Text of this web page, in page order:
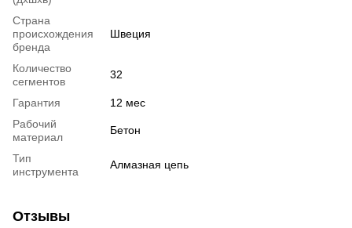
Страна
происхождения
бренда
Швеция
Количество
сегментов
32
Гарантия
12 мес
Рабочий
материал
Бетон
Тип
инструмента
Алмазная цепь
Отзывы